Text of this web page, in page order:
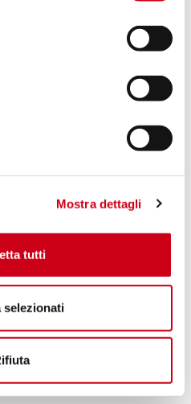
Mostra dettagli
tutti
selezionati
S1 titane, avec raccord